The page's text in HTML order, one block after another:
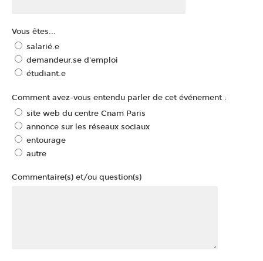
Vous êtes...
salarié.e
demandeur.se d'emploi
étudiant.e
Comment avez-vous entendu parler de cet événement :
site web du centre Cnam Paris
annonce sur les réseaux sociaux
entourage
autre
Commentaire(s) et/ou question(s)